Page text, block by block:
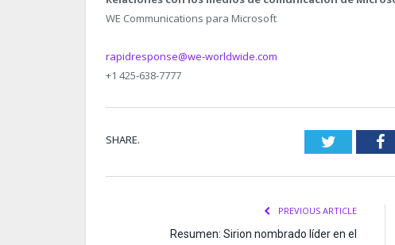
WE Communications para Microsoft
rapidresponse@we-worldwide.com
+1 425-638-7777
SHARE. Twitter
PREVIOUS ARTICLE
Resumen: Sirion nombrado líder en el